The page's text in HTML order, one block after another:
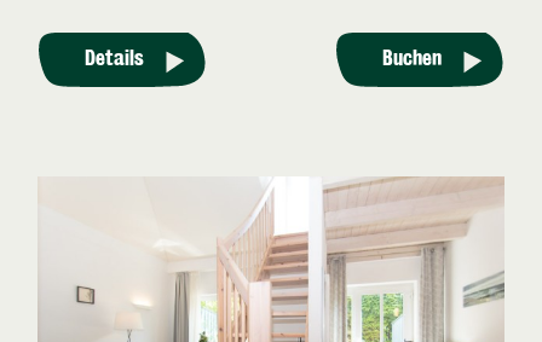
Details Buchen